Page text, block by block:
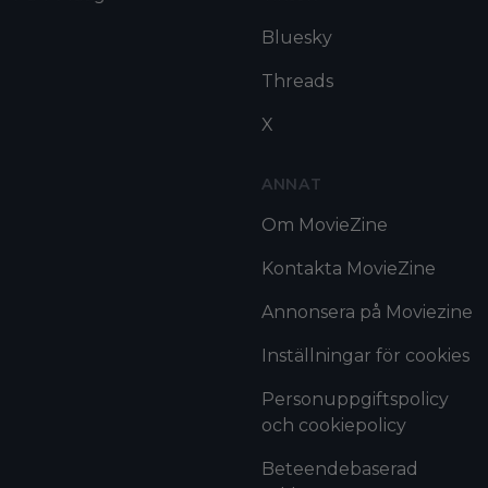
Bluesky
Threads
X
ANNAT
Om MovieZine
Kontakta MovieZine
Annonsera på Moviezine
Inställningar för cookies
Personuppgiftspolicy
och cookiepolicy
Beteendebaserad